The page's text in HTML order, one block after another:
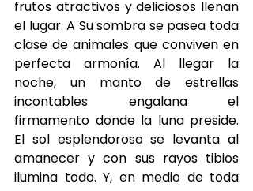
frutos atractivos y deliciosos llenan
el lugar. A Su sombra se pasea toda
clase de animales que conviven en
perfecta armonía. Al llegar la
noche, un manto de estrellas
incontables engalana el
firmamento donde la luna preside.
El sol esplendoroso se levanta al
amanecer y con sus rayos tibios
ilumina todo. Y, en medio de toda